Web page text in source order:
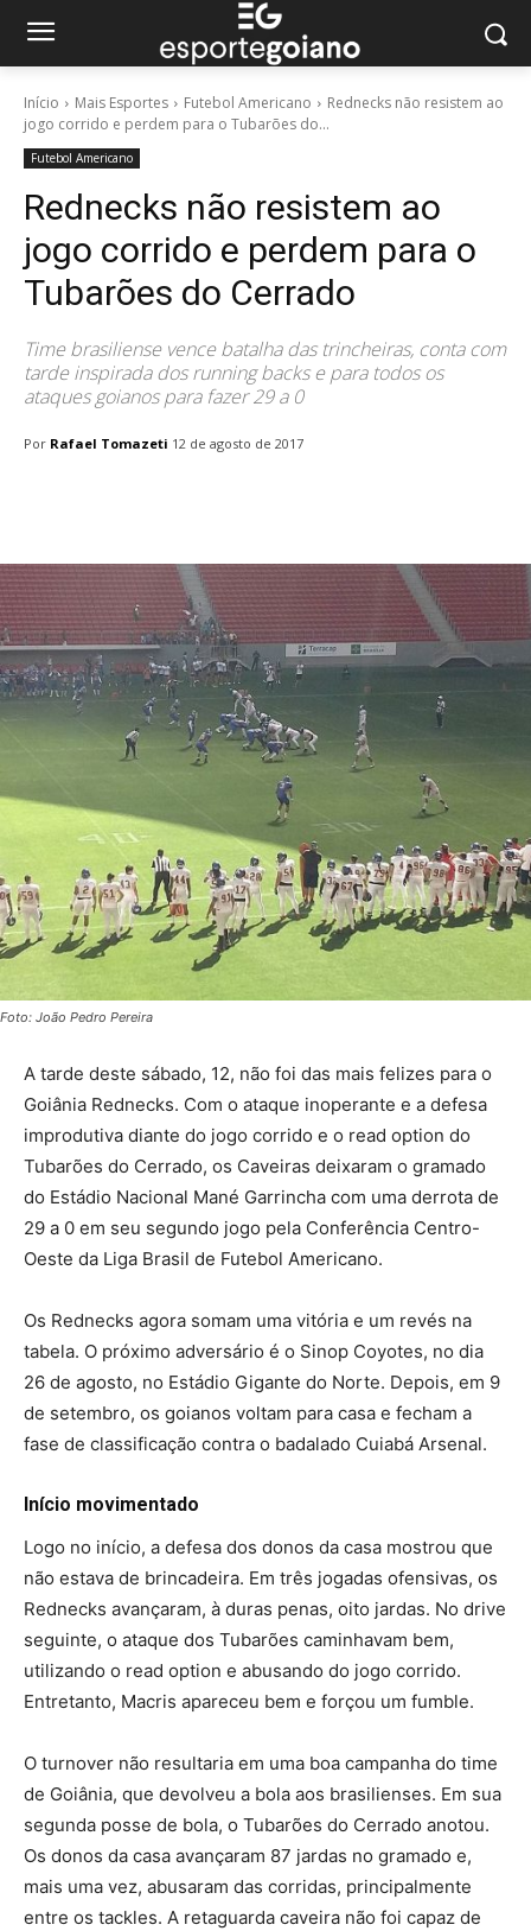
Início Mais Esportes Futebol Americano
Rednecks não resistem ao
jogo corrido e perdem para o Tubarões do...
Futebol Americano
Rednecks não resistem ao
jogo corrido e perdem para o
Tubarões do Cerrado
Time brasiliense vence batalha das trincheiras, conta com
tarde inspirada dos running backs e para todos os
ataques goianos para fazer 29 a 0
Por Rafael Tomazeti 12 de agosto de 2017
Foto: João Pedro Pereira
A tarde deste sábado, 12, não foi das mais felizes para o
Goiânia Rednecks. Com o ataque inoperante e a defesa
improdutiva diante do jogo corrido e o read option do
Tubarões do Cerrado, os Caveiras deixaram o gramado
do Estádio Nacional Mané Garrincha com uma derrota de
29 a 0 em seu segundo jogo pela Conferência Centro-
Oeste da Liga Brasil de Futebol Americano.
Os Rednecks agora somam uma vitória e um revés na
tabela. O próximo adversário é o Sinop Coyotes, no dia
26 de agosto, no Estádio Gigante do Norte. Depois, em 9
de setembro, os goianos voltam para casa e fecham a
fase de classificação contra o badalado Cuiabá Arsenal.
Início movimentado
Logo no início, a defesa dos donos da casa mostrou que
não estava de brincadeira. Em três jogadas ofensivas, os
Rednecks avançaram, à duras penas, oito jardas. No drive
seguinte, o ataque dos Tubarões caminhavam bem,
utilizando o read option e abusando do jogo corrido.
Entretanto, Macris apareceu bem e forçou um fumble.
O turnover não resultaria em uma boa campanha do time
de Goiânia, que devolveu a bola aos brasilienses. Em sua
segunda posse de bola, o Tubarões do Cerrado anotou.
Os donos da casa avançaram 87 jardas no gramado e,
mais uma vez, abusaram das corridas, principalmente
entre os tackles. A retaguarda caveira não foi capaz de